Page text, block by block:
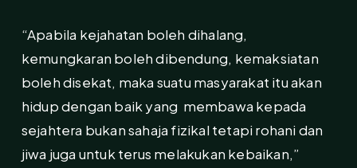
“Apabila kejahatan boleh dihalang,
kemungkaran boleh dibendung, kemaksiatan
boleh disekat, maka suatu masyarakat itu akan
hidup dengan baik yang membawa kepada
sejahtera bukan sahaja fizikal tetapi rohani dan
jiwa juga untuk terus melakukan kebaikan,”